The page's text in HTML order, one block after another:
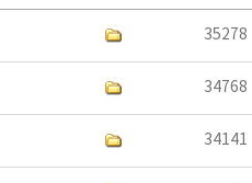
35278
34768
34141